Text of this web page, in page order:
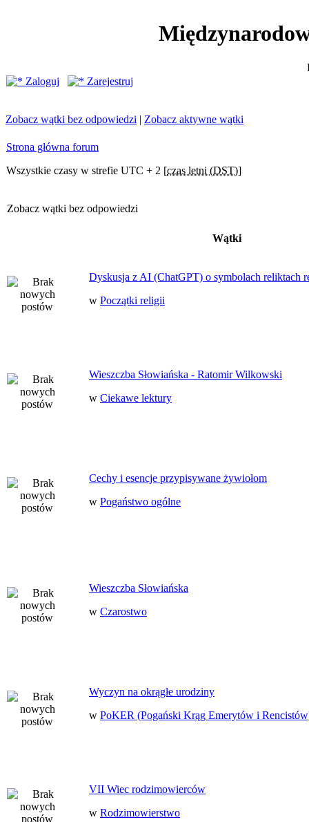
Zaloguj
Zarejestruj
Zobacz wątki bez odpowiedzi | Zobacz aktywne wątki
Strona główna forum
Wszystkie czasy w strefie UTC + 2 [czas letni (DST)]
Zobacz wątki bez odpowiedzi
Wątki
Dyskusja z AI (ChatGPT) o symbolach reliktach
w Początki religii
Wieszczba Słowiańska - Ratomir Wilkowski
w Ciekawe lektury
Cechy i esencje przypisywane żywiołom
w Pogaństwo ogólne
Wieszczba Słowiańska
w Czarostwo
Wyczyn na okrągłe urodziny
w PoKER (Pogański Krąg Emerytów i
VII Wiec rodzimowierców
w Rodzimowierstwo